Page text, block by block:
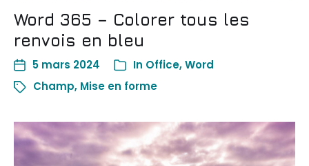
Word 365 – Colorer tous les
renvois en bleu
5 mars 2024 In Office,Word
Champ, Mise en forme